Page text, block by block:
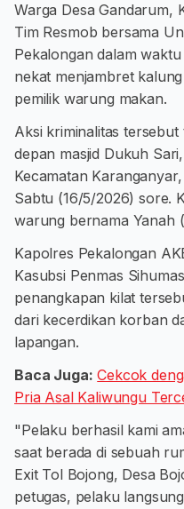
Warga Desa Gandarum,
Tim Resmob bersama
Pekalongan dalam
nekat menjambret
pemilik warung makan.
Aksi kriminalitas
depan masjid Dukuh
Kecamatan
Sabtu (16/5/2026) sore.
warung bernama Yanah
Kapolres Pekalongan
Kasubsi Penmas
penangkapan kilat
dari kecerdikan korban
lapangan.
Baca Juga: Cekcok
Pria Asal Kaliwungu
"Pelaku berhasil kami
saat berada di sebuah
Exit Tol Bojong, Desa
petugas, pelaku